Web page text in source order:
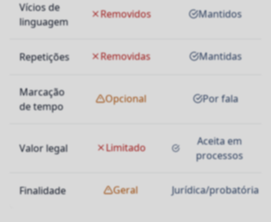
Vícios de
linguagem
Removidos Mantidos
Repetições Removidas Mantidas
Marcação
de tempo
Opcional Por fala
Valor legal Limitado
Aceita em
processos
Finalidade Geral Jurídica/probatória